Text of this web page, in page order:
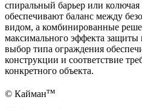
спиральный барьер или
обеспечивают баланс между
видом, а комбинированные
максимального эффекта
выбор типа ограждения
конструкции и соответствие
конкретного объекта.
© Каймантм